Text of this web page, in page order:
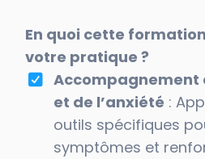
En quoi cette
votre pratique ?
Accompagnement
et de l’anxiété :
outils spécifiques
symptômes et